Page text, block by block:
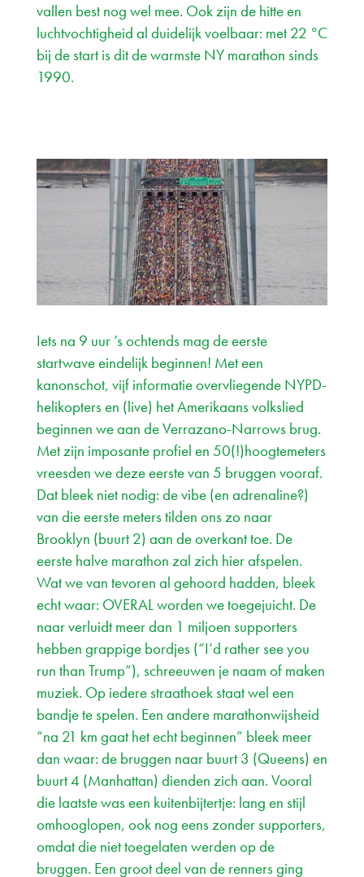
vallen best nog wel mee. Ook zijn de hitte en
luchtvochtigheid al duidelijk voelbaar: met 22 °C
bij de start is dit de warmste NY marathon sinds
1990.
Iets na 9 uur ’s ochtends mag de eerste
startwave eindelijk beginnen! Met een
kanonschot, vijf informatie overvliegende NYPD-
helikopters en (live) het Amerikaans volkslied
beginnen we aan de Verrazano-Narrows brug.
Met zijn imposante profiel en 50(!)hoogtemeters
vreesden we deze eerste van 5 bruggen vooraf.
Dat bleek niet nodig: de vibe (en adrenaline?)
van die eerste meters tilden ons zo naar
Brooklyn (buurt 2) aan de overkant toe. De
eerste halve marathon zal zich hier afspelen.
Wat we van tevoren al gehoord hadden, bleek
echt waar: OVERAL worden we toegejuicht. De
naar verluidt meer dan 1 miljoen supporters
hebben grappige bordjes (“I’d rather see you
run than Trump”), schreeuwen je naam of maken
muziek. Op iedere straathoek staat wel een
bandje te spelen. Een andere marathonwijsheid
“na 21 km gaat het echt beginnen” bleek meer
dan waar: de bruggen naar buurt 3 (Queens) en
buurt 4 (Manhattan) dienden zich aan. Vooral
die laatste was een kuitenbijtertje: lang en stijl
omhooglopen, ook nog eens zonder supporters,
omdat die niet toegelaten werden op de
bruggen. Een groot deel van de renners ging